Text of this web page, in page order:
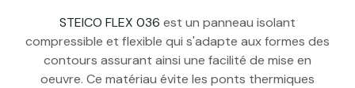
STEICO FLEX 036 est un panneau isolant
compressible et flexible qui s'adapte aux formes des
contours assurant ainsi une facilité de mise en
oeuvre. Ce matériau évite les ponts thermiques